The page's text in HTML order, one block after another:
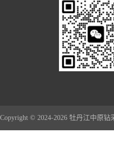
Copyright © 2024-2026 牡丹江中原